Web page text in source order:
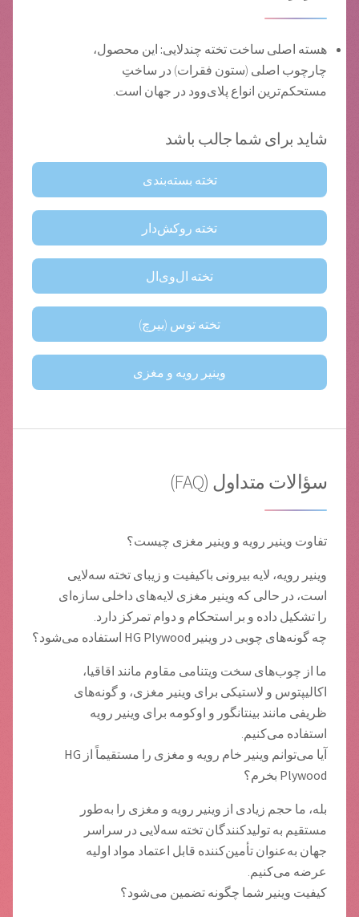
هسته اصلی ساخت تخته چندلایی: این محصول،
چارچوب اصلی (ستون فقرات) در ساختِ
مستحکم‌ترین انواع پلای‌وود در جهان است.
شاید برای شما جالب باشد
تخته بسته‌بندی
تخته روکش‌دار
تخته ال‌وی‌ال
تخته توس (بیرچ)
وینیر رویه و مغزی
سؤالات متداول (FAQ)
تفاوت وینیر رویه و وینیر مغزی چیست؟
وینیر رویه، لایه بیرونی باکیفیت و زیبای تخته سه‌لایی
است، در حالی که وینیر مغزی لایه‌های داخلی سازه‌ای
را تشکیل داده و بر استحکام و دوام تمرکز دارد.
چه گونه‌های چوبی در وینیر HG Plywood استفاده می‌شود؟
ما از چوب‌های سخت ویتنامی مقاوم مانند اقاقیا،
اکالیپتوس و لاستیکی برای وینیر مغزی، و گونه‌های
ظریفی مانند بینتانگور و اوکومه برای وینیر رویه
استفاده می‌کنیم.
آیا می‌توانم وینیر خام رویه و مغزی را مستقیماً از HG
Plywood بخرم؟
بله، ما حجم زیادی از وینیر رویه و مغزی را به‌طور
مستقیم به تولیدکنندگان تخته سه‌لایی در سراسر
جهان به‌عنوان تأمین‌کننده قابل اعتماد مواد اولیه
عرضه می‌کنیم.
کیفیت وینیر شما چگونه تضمین می‌شود؟